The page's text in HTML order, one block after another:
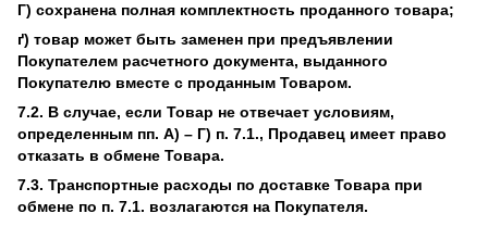
Г) сохранена полная комплектность проданного товара;
ґ) товар может быть заменен при предъявлении
Покупателем расчетного документа, выданного
Покупателю вместе с проданным Товаром.
7.2. В случае, если Товар не отвечает условиям,
определенным пп. А) – Г) п. 7.1., Продавец имеет право
отказать в обмене Товара.
7.3. Транспортные расходы по доставке Товара при
обмене по п. 7.1. возлагаются на Покупателя.